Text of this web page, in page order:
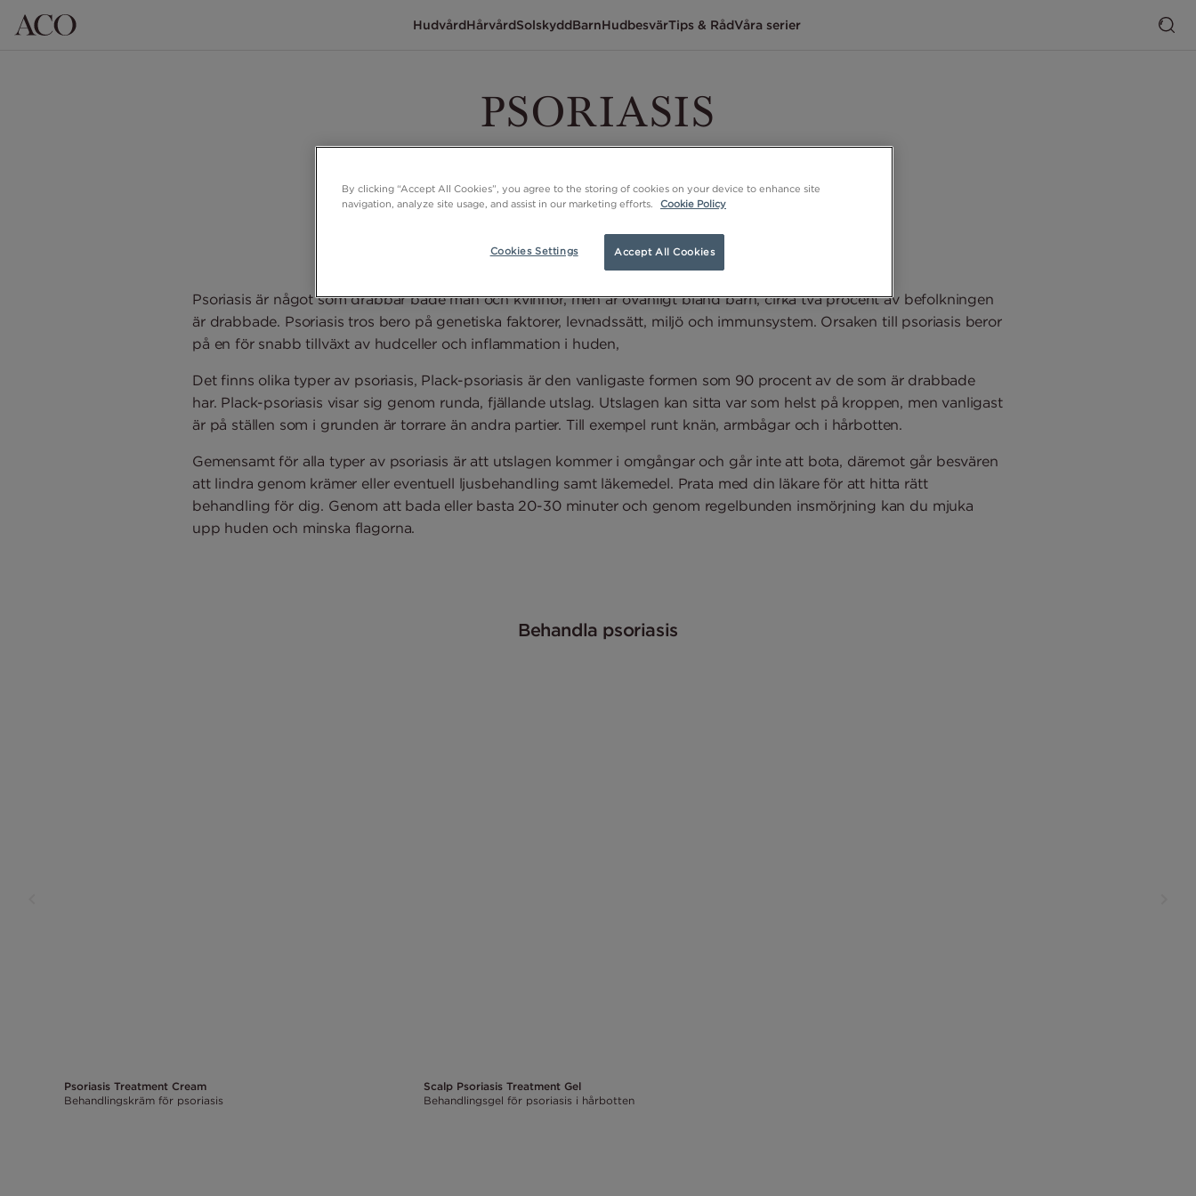
HudvårdHårvårdSolskyddBarnHudbesvärTips & RådVåra serier
PSORIASIS
Psoriasis är en kronisk sjukdom som där utslagen kan te
besvären lindras.
Psoriasis är något som drabbar både män och kvinnor, men är ovanligt bland barn, cirka två procent av befolkningen
är drabbade. Psoriasis tros bero på genetiska faktorer, levnadssätt, miljö och immunsystem. Orsaken till psoriasis beror
på en för snabb tillväxt av hudceller och inflammation i huden,
Det finns olika typer av psoriasis, Plack-psoriasis är den vanligaste formen som 90 procent av de som är drabbade
har. Plack-psoriasis visar sig genom runda, fjällande utslag. Utslagen kan sitta var som helst på kroppen, men vanligast
är på ställen som i grunden är torrare än andra partier. Till exempel runt knän, armbågar och i hårbotten.
Gemensamt för alla typer av psoriasis är att utslagen kommer i omgångar och går inte att bota, däremot går besvären
att lindra genom krämer eller eventuell ljusbehandling samt läkemedel. Prata med din läkare för att hitta rätt
behandling för dig. Genom att bada eller basta 20-30 minuter och genom regelbunden insmörjning kan du mjuka
upp huden och minska flagorna.
Behandla psoriasis
Psoriasis Treatment Cream
Behandlingskräm för psoriasis
Scalp Psoriasis Treatment Gel
Behandlingsgel för psoriasis i hårbotten
By clicking “Accept All Cookies”, you agree to the storing of cookies on your device to enhance site
navigation, analyze site usage, and assist in our marketing efforts.
Cookie Policy
Cookies Settings Accept All Cookies